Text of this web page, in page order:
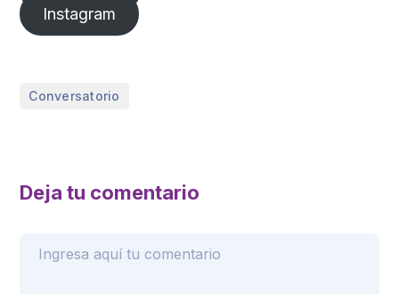
Instagram
Conversatorio
Deja tu comentario